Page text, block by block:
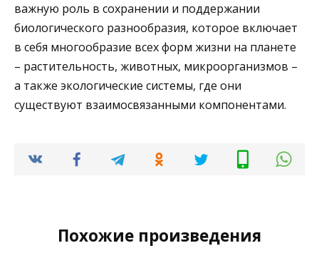
важную роль в сохранении и поддержании
биологического разнообразия, которое включает
в себя многообразие всех форм жизни на планете
– растительность, животных, микроорганизмов –
а также экологические системы, где они
существуют взаимосвязанными компонентами.
Похожие произведения